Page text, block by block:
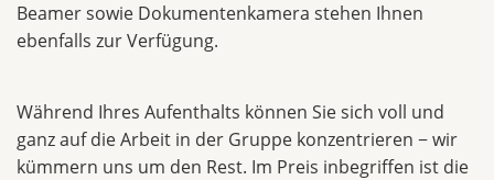
Beamer sowie Dokumentenkamera stehen Ihnen
ebenfalls zur Verfügung.
Während Ihres Aufenthalts können Sie sich voll und
ganz auf die Arbeit in der Gruppe konzentrieren − wir
kümmern uns um den Rest. Im Preis inbegriffen ist die